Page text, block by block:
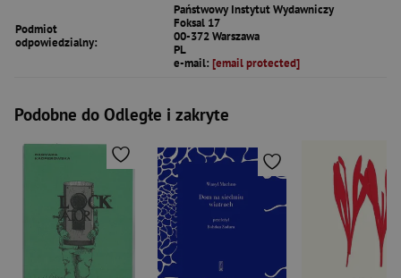
Podmiot
odpowiedzialny:
Państwowy Instytut Wydawniczy
Foksal 17
00-372 Warszawa
PL
e-mail: [email protected]
Podobne do Odległe i zakryte